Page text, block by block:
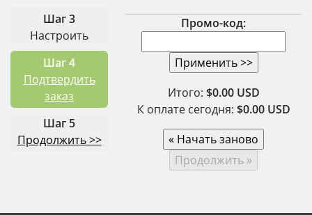
Шаг 3
Настроить
Шаг 4
Подтвердить
заказ
Шаг 5
Продолжить >>
Промо-код:
Итого: $0.00 USD
К оплате сегодня: $0.00 USD